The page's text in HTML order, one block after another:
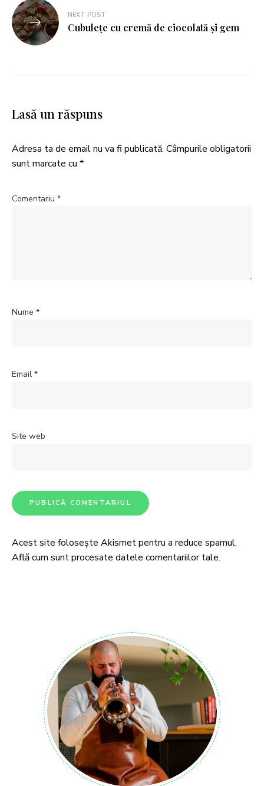
NEXT POST
Cubulețe cu cremă de ciocolată și gem
Lasă un răspuns
Adresa ta de email nu va fi publicată. Câmpurile obligatorii
sunt marcate cu *
Comentariu *
Nume *
Email *
Site web
Acest site folosește Akismet pentru a reduce spamul.
Află cum sunt procesate datele comentariilor tale.